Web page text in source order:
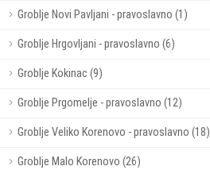
Groblje Novi Pavljani - pravoslavno (1)
Groblje Hrgovljani - pravoslavno (6)
Groblje Kokinac (9)
Groblje Prgomelje - pravoslavno (12)
Groblje Veliko Korenovo - pravoslavno (18)
Groblje Malo Korenovo (26)